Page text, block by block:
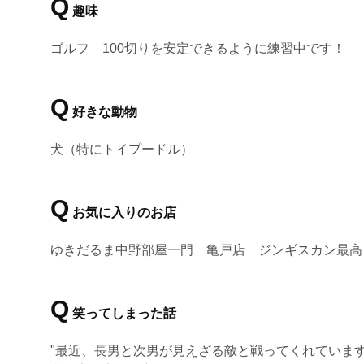
Q 趣味
ゴルフ 100切りを安定できるように練習中です！
Q 好きな動物
犬（特にトイプードル）
Q お気に入りのお店
ゆきだるま中野部屋一門 亀戸店 ジンギスカン最高
Q 笑ってしまった話
"最近、長男と次男が見えざる敵と戦ってくれていま